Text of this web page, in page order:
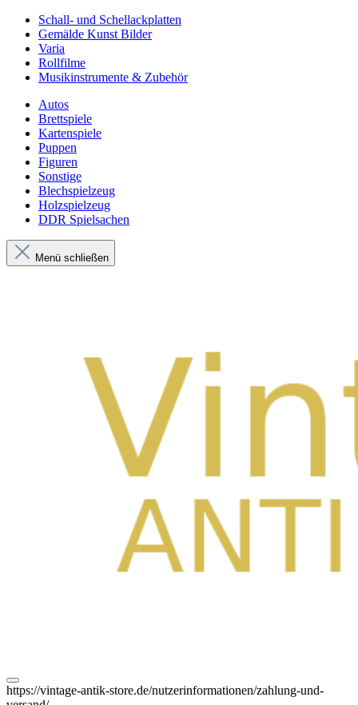
Schall- und Schellackplatten
Gemälde Kunst Bilder
Varia
Rollfilme
Musikinstrumente & Zubehör
Autos
Brettspiele
Kartenspiele
Puppen
Figuren
Sonstige
Blechspielzeug
Holzspielzeug
DDR Spielsachen
Menü schließen
https://vintage-antik-store.de/nutzerinformationen/zahlung-und-